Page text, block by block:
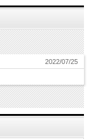
2022/07/25